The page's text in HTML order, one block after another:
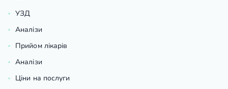
УЗД
Аналізи
Прийом лікарів
Аналізи
Ціни на послуги